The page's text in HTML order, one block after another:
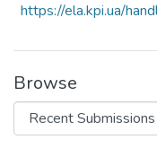
https://ela.kpi.ua/
Browse